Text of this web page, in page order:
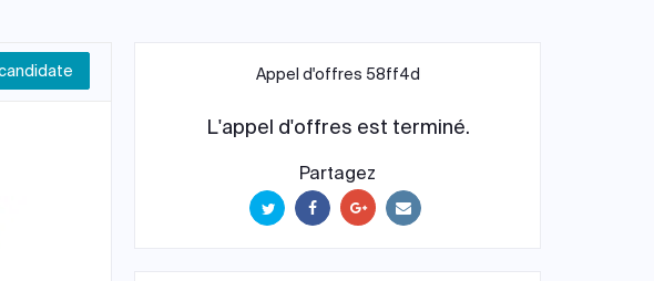
Appel d'offres 58ff4d
L'appel d'offres est terminé.
Partagez